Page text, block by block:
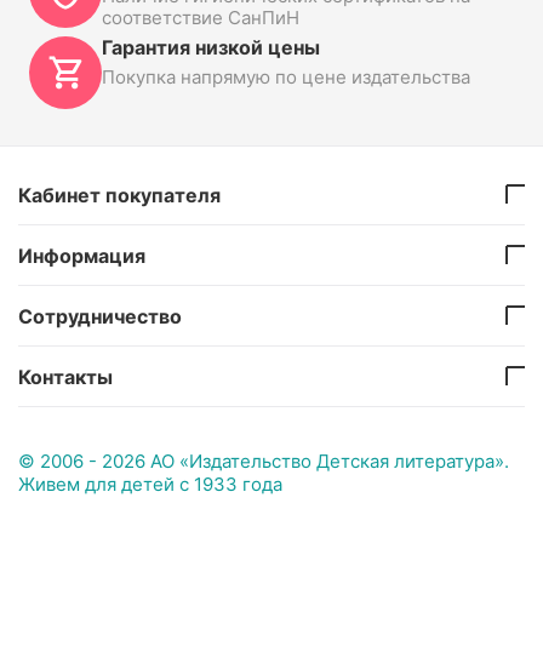
соответствие СанПиН
Гарантия низкой цены
Покупка напрямую по цене издательства
Кабинет покупателя
Информация
Сотрудничество
Контакты
© 2006 - 2026 АО «Издательство Детская литература».
Живем для детей с 1933 года